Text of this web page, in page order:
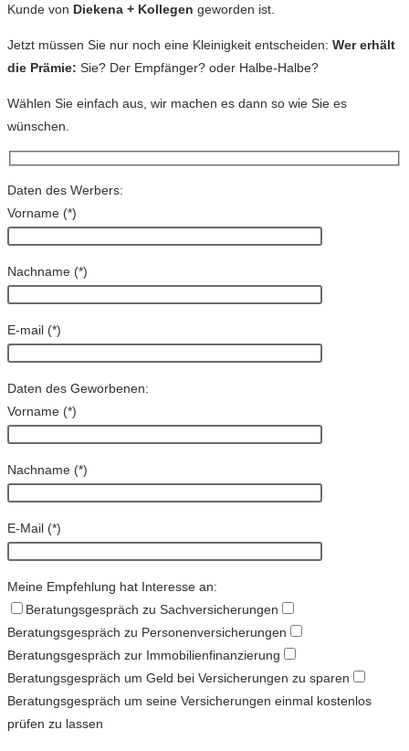
Kunde von Diekena + Kollegen geworden ist.
Jetzt müssen Sie nur noch eine Kleinigkeit entscheiden: Wer erhält
die Prämie: Sie? Der Empfänger? oder Halbe-Halbe?
Wählen Sie einfach aus, wir machen es dann so wie Sie es
wünschen.
Daten des Werbers:
Vorname (*)
Nachname (*)
E-mail (*)
Daten des Geworbenen:
Vorname (*)
Nachname (*)
E-Mail (*)
Meine Empfehlung hat Interesse an:
Beratungsgespräch zu Sachversicherungen
Beratungsgespräch zu Personenversicherungen
Beratungsgespräch zur Immobilienfinanzierung
Beratungsgespräch um Geld bei Versicherungen zu sparen
Beratungsgespräch um seine Versicherungen einmal kostenlos
prüfen zu lassen